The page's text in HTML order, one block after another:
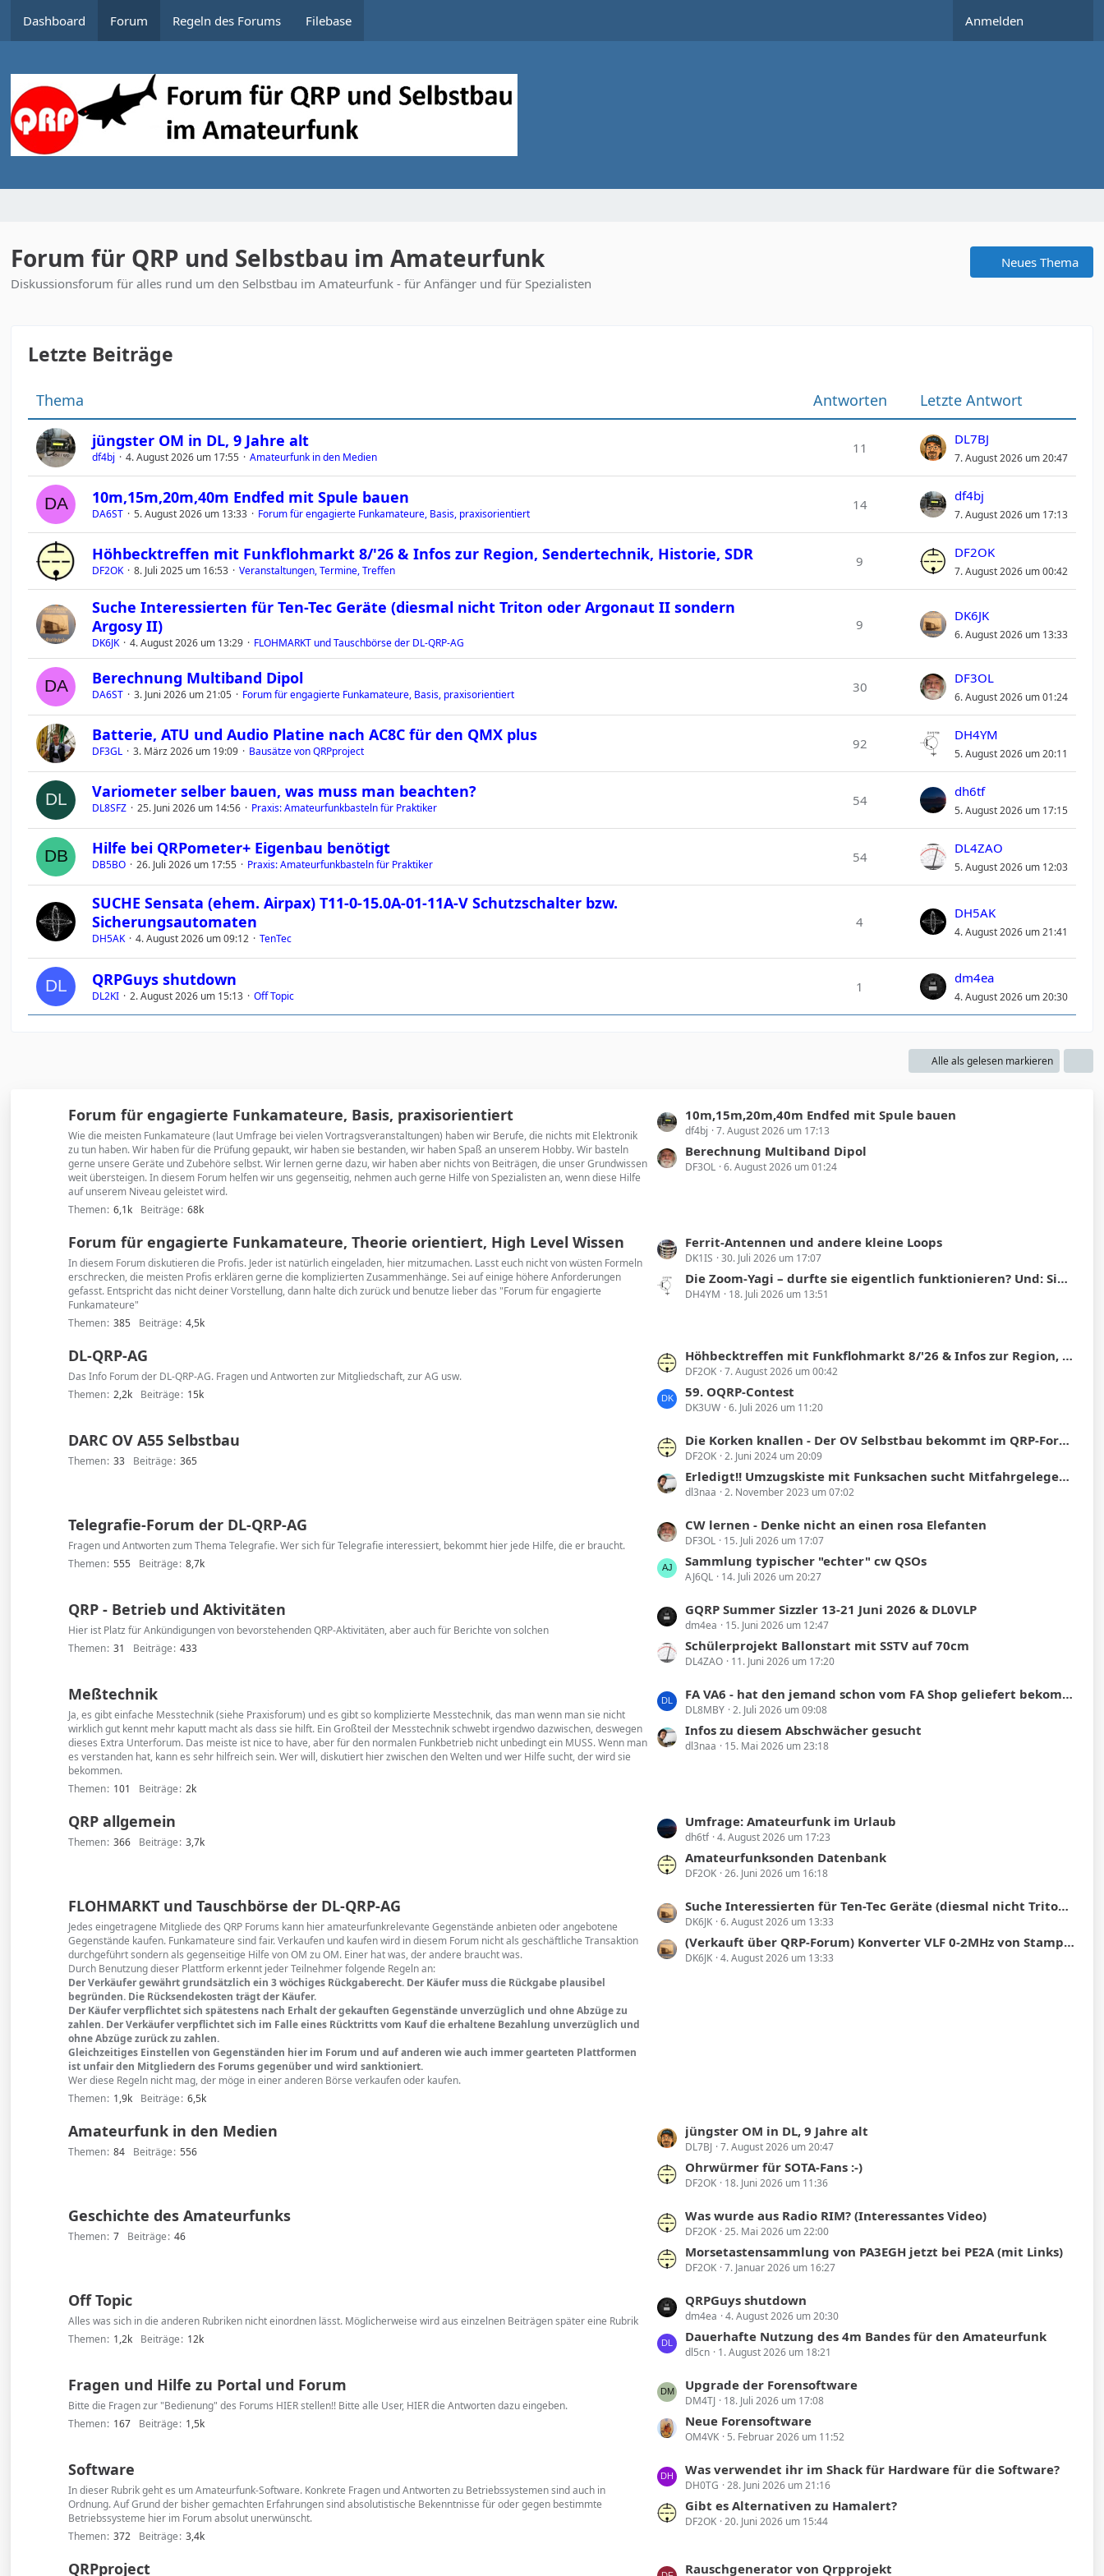
Dashboard Forum Regeln des Forums Filebase Anmelden
Forum für QRP und Selbstbau im Amateurfunk
Diskussionsforum für alles rund um den Selbstbau im Amateurfunk - für Anfänger und für Spezialisten
Neues Thema
Letzte Beiträge
Thema Antworten Letzte Antwort
jüngster OM in DL, 9 Jahre alt
df4bj 4. August 2026 um 17:55 Amateurfunk in den Medien
11
DL7BJ
7. August 2026 um 20:47
10m,15m,20m,40m Endfed mit Spule bauen
DA6ST 5. August 2026 um 13:33 Forum für engagierte Funkamateure, Basis, praxisorientiert
14
df4bj
7. August 2026 um 17:13
Höhbecktreffen mit Funkflohmarkt 8/'26 & Infos zur Region, Sendertechnik, Historie, SDR
DF2OK 8. Juli 2025 um 16:53 Veranstaltungen, Termine, Treffen
9
DF2OK
7. August 2026 um 00:42
Suche Interessierten für Ten-Tec Geräte (diesmal nicht Triton oder Argonaut II sondern
Argosy II)
DK6JK 4. August 2026 um 13:29 FLOHMARKT und Tauschbörse der DL-QRP-AG
9
DK6JK
6. August 2026 um 13:33
Berechnung Multiband Dipol
DA6ST 3. Juni 2026 um 21:05 Forum für engagierte Funkamateure, Basis, praxisorientiert 30
DF3OL
6. August 2026 um 01:24
Batterie, ATU und Audio Platine nach AC8C für den QMX plus
DF3GL 3. März 2026 um 19:09 Bausätze von QRPproject 92
DH4YM
5. August 2026 um 20:11
Variometer selber bauen, was muss man beachten?
DL8SFZ 25. Juni 2026 um 14:56 Praxis: Amateurfunkbasteln für Praktiker 54
dh6tf
5. August 2026 um 17:15
Hilfe bei QRPometer+ Eigenbau benötigt
DB5BO 26. Juli 2026 um 17:55 Praxis: Amateurfunkbasteln für Praktiker 54
DL4ZAO
5. August 2026 um 12:03
SUCHE Sensata (ehem. Airpax) T11-0-15.0A-01-11A-V Schutzschalter bzw.
Sicherungsautomaten
DH5AK 4. August 2026 um 09:12 TenTec
4
DH5AK
4. August 2026 um 21:41
QRPGuys shutdown
DL2KI 2. August 2026 um 15:13 Off Topic
1
dm4ea
4. August 2026 um 20:30
Alle als gelesen markieren
Forum für engagierte Funkamateure, Basis, praxisorientiert
Wie die meisten Funkamateure (laut Umfrage bei vielen Vortragsveranstaltungen) haben wir Berufe, die nichts mit Elektronik
zu tun haben. Wir haben für die Prüfung gepaukt, wir haben sie bestanden, wir haben Spaß an unserem Hobby. Wir basteln
gerne unsere Geräte und Zubehöre selbst. Wir lernen gerne dazu, wir haben aber nichts von Beiträgen, die unser Grundwissen
weit übersteigen. In diesem Forum helfen wir uns gegenseitig, nehmen auch gerne Hilfe von Spezialisten an, wenn diese Hilfe
auf unserem Niveau geleistet wird.
Themen 6,1k Beiträge 68k
L
e
t
z
e
i
t
e
10m,15m,20m,40m Endfed mit Spule bauen
df4bj 7. August 2026 um 17:13
Berechnung Multiband Dipol
DF3OL 6. August 2026 um 01:24
Forum für engagierte Funkamateure, Theorie orientiert, High Level Wissen
In diesem Forum diskutieren die Profis. Jeder ist natürlich eingeladen, hier mitzumachen. Lasst euch nicht von wüsten Formeln
erschrecken, die meisten Profis erklären gerne die komplizierten Zusammenhänge. Sei auf einige höhere Anforderungen
gefasst. Entspricht das nicht deiner Vorstellung, dann halte dich zurück und benutze lieber das "Forum für engagierte
Funkamateure"
Themen 385 Beiträge 4,5k
L
e
t
B
e
t
ä
g
e
Ferrit-Antennen und andere kleine Loops
DK1IS 30. Juli 2026 um 17:07
Die Zoom-Yagi – durfte sie eigentlich funktionieren? Und: Simulatoren gesucht!
DH4YM 18. Juli 2026 um 13:51
DL-QRP-AG
Das Info Forum der DL-QRP-AG. Fragen und Antworten zur Mitgliedschaft, zur AG usw.
Themen 2,2k Beiträge 15k
L
e
t
z
e
e
r
g
Höhbecktreffen mit Funkflohmarkt 8/'26 & Infos zur Region, Sendertechnik, Historie, SDR
DF2OK 7. August 2026 um 00:42
59. OQRP-Contest
DK3UW 6. Juli 2026 um 11:20
DARC OV A55 Selbstbau
Themen 33 Beiträge 365
L
e
t
z
e
e
r
g
Die Korken knallen - Der OV Selbstbau bekommt im QRP-Forum einen eigenen Bereich
DF2OK 2. Juni 2024 um 20:09
Erledigt!! Umzugskiste mit Funksachen sucht Mitfahrgelegenheit Heidelberg nach Hüfingen (Donaueschingen)
dl3naa 2. November 2023 um 07:02
Telegrafie-Forum der DL-QRP-AG
Fragen und Antworten zum Thema Telegrafie. Wer sich für Telegrafie interessiert, bekommt hier jede Hilfe, die er braucht.
Themen 555 Beiträge 8,7k
L
e
t
z
e
e
r
g
CW lernen - Denke nicht an einen rosa Elefanten
DF3OL 15. Juli 2026 um 17:07
Sammlung typischer "echter" cw QSOs
AJ6QL 14. Juli 2026 um 20:27
QRP - Betrieb und Aktivitäten
Hier ist Platz für Ankündigungen von bevorstehenden QRP-Aktivitäten, aber auch für Berichte von solchen
Themen 31 Beiträge 433
L
e
t
z
e
e
g
GQRP Summer Sizzler 13-21 Juni 2026 & DL0VLP
dm4ea 15. Juni 2026 um 12:47
Schülerprojekt Ballonstart mit SSTV auf 70cm
DL4ZAO 11. Juni 2026 um 17:20
Meßtechnik
Ja, es gibt einfache Messtechnik (siehe Praxisforum) und es gibt so komplizierte Messtechnik, das man wenn man sie nicht
wirklich gut kennt mehr kaputt macht als dass sie hilft. Ein Großteil der Messtechnik schwebt irgendwo dazwischen, deswegen
dieses Extra Unterforum. Das meiste ist nice to have, aber für den normalen Funkbetrieb nicht unbedingt ein MUSS. Wenn man
es verstanden hat, kann es sehr hilfreich sein. Wer will, diskutiert hier zwischen den Welten und wer Hilfe sucht, der wird sie
bekommen.
Themen 101 Beiträge 2k
L
e
t
z
e
i
t
r
g
FA VA6 - hat den jemand schon vom FA Shop geliefert bekommen und konnte das Gerät testen?
DL8MBY 2. Juli 2026 um 09:08
Infos zu diesem Abschwächer gesucht
dl3naa 15. Mai 2026 um 23:18
QRP allgemein
Themen 366 Beiträge 3,7k
L
e
t
z
e
e
Umfrage: Amateurfunk im Urlaub
dh6tf 4. August 2026 um 17:23
Amateurfunksonden Datenbank
DF2OK 26. Juni 2026 um 16:18
FLOHMARKT und Tauschbörse der DL-QRP-AG
Jedes eingetragene Mitgliede des QRP Forums kann hier amateurfunkrelevante Gegenstände anbieten oder angebotene
Gegenstände kaufen. Funkamateure sind fair. Verkaufen und kaufen wird in diesem Forum nicht als geschäftliche Transaktion
durchgeführt sondern als gegenseitige Hilfe von OM zu OM. Einer hat was, der andere braucht was.
Durch Benutzung dieser Plattform erkennt jeder Teilnehmer folgende Regeln an:
Der Verkäufer gewährt grundsätzlich ein 3 wöchiges Rückgaberecht. Der Käufer muss die Rückgabe plausibel
begründen. Die Rücksendekosten trägt der Käufer.
Der Käufer verpflichtet sich spätestens nach Erhalt der gekauften Gegenstände unverzüglich und ohne Abzüge zu
zahlen. Der Verkäufer verpflichtet sich im Falle eines Rücktritts vom Kauf die erhaltene Bezahlung unverzüglich und
ohne Abzüge zurück zu zahlen.
Gleichzeitiges Einstellen von Gegenständen hier im Forum und auf anderen wie auch immer gearteten Plattformen
ist unfair den Mitgliedern des Forums gegenüber und wird sanktioniert.
Wer diese Regeln nicht mag, der möge in einer anderen Börse verkaufen oder kaufen.
Themen 1,9k Beiträge 6,5k
L
e
t
z
e
Suche Interessierten für Ten-Tec Geräte (diesmal nicht Triton oder Argonaut II sondern Argosy II)
DK6JK 6. August 2026 um 13:33
(Verkauft über QRP-Forum) Konverter VLF 0-2MHz von Stampfl 70,-Euro
DK6JK 4. August 2026 um 13:33
Amateurfunk in den Medien
Themen 84 Beiträge 556
L
e
t
z
e
e
r
ä
g
jüngster OM in DL, 9 Jahre alt
DL7BJ 7. August 2026 um 20:47
Ohrwürmer für SOTA-Fans :-)
DF2OK 18. Juni 2026 um 11:36
Geschichte des Amateurfunks
Themen 7 Beiträge 46
L
e
t
z
e
e
r
g
Was wurde aus Radio RIM? (Interessantes Video)
DF2OK 25. Mai 2026 um 22:00
Morsetastensammlung von PA3EGH jetzt bei PE2A (mit Links)
DF2OK 7. Januar 2026 um 16:27
Off Topic
Alles was sich in die anderen Rubriken nicht einordnen lässt. Möglicherweise wird aus einzelnen Beiträgen später eine Rubrik
Themen 1,2k Beiträge 12k
L
e
t
z
e
e
r
g
QRPGuys shutdown
dm4ea 4. August 2026 um 20:30
Dauerhafte Nutzung des 4m Bandes für den Amateurfunk
dl5cn 1. August 2026 um 18:21
Fragen und Hilfe zu Portal und Forum
Bitte die Fragen zur "Bedienung" des Forums HIER stellen!! Bitte alle User, HIER die Antworten dazu eingeben.
Themen 167 Beiträge 1,5k
L
e
t
z
e
e
r
Upgrade der Forensoftware
DM4TJ 18. Juli 2026 um 17:08
Neue Forensoftware
OM4VK 5. Februar 2026 um 11:52
Software
In dieser Rubrik geht es um Amateurfunk-Software. Konkrete Fragen und Antworten zu Betriebssystemen sind auch in
Ordnung. Auf Grund der bisher gemachten Erfahrungen sind absolutistische Bekenntnisse für oder gegen bestimmte
Betriebssysteme hier im Forum absolut unerwünscht.
Themen 372 Beiträge 3,4k
L
e
t
z
Was verwendet ihr im Shack für Hardware für die Software?
DH0TG 28. Juni 2026 um 21:16
Gibt es Alternativen zu Hamalert?
DF2OK 20. Juni 2026 um 15:44
QRPproject
L
Rauschgenerator von Qrpprojekt